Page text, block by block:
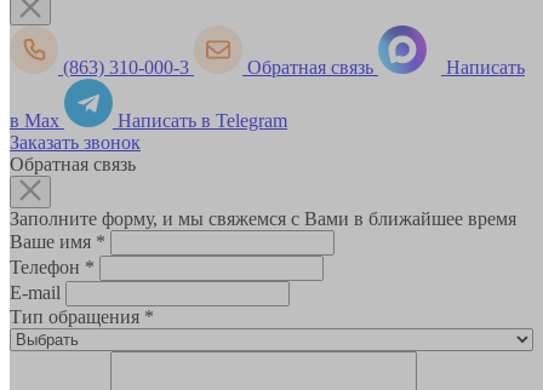
(863) 310-000-3 Обратная связь Написать
в Max
Написать в Telegram
Заказать звонок
Обратная связь
Заполните форму, и мы свяжемся с Вами в ближайшее время
Ваше имя *
Телефон *
E-mail
Тип обращения *